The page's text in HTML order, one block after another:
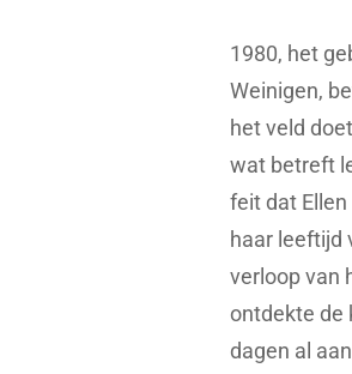
1980, het
Weinigen,
het veld
wat betreft
feit dat
haar leeftijd
verloop van
ontdekte de
dagen al